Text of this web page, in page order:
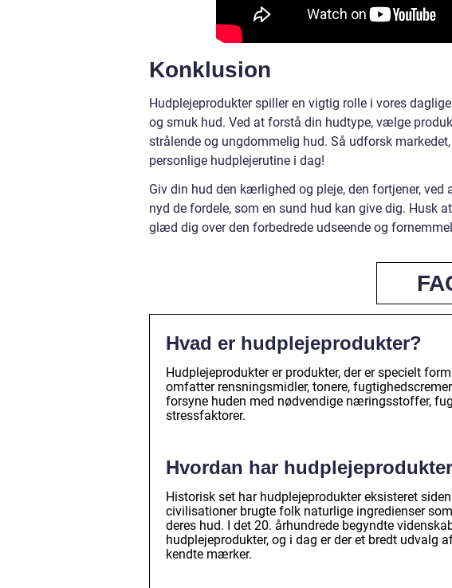
Konklusion
Hudplejeprodukter spiller en vigtig rolle i vores
og smuk hud. Ved at forstå din hudtype, vælge
strålende og ungdommelig hud. Så udforsk
personlige hudplejerutine i dag!
Giv din hud den kærlighed og pleje, den fortjener,
nyd de fordele, som en sund hud kan give dig. Husk
glæd dig over den forbedrede udseende og
Hvad er hudplejeprodukter?
Hudplejeprodukter er produkter, der er specielt
omfatter rensningsmidler, tonere,
forsyne huden med nødvendige næringsstoffer,
stressfaktorer.
Hvordan har
Historisk set har hudplejeprodukter eksisteret
civilisationer brugte folk naturlige ingredienser
deres hud. I det 20. århundrede begyndte
hudplejeprodukter, og i dag er der et bredt
kendte mærker.